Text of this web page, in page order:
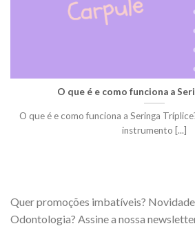
O que é e como funciona a
O que é e como funciona a Seringa
instrumento [...]
Quer promoções imbatíveis?
Odontologia? Assine a nossa